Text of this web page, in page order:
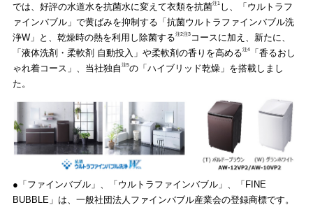
では、好評の水道水を抗菌水に変えて衣類を抗菌注1 し、「ウルトラフ
ァインバブル」で黄ばみを抑制する「抗菌ウルトラファインバブル洗
浄W」と、乾燥時の熱を利用し除菌する注2注3 コースに加え、新たに、
「液体洗剤・柔軟剤 自動投入」や柔軟剤の香りを高める注4
「香るおし
ゃれ着コース」、当社独自 注5の「ハイブリッド乾燥」を搭載しまし
た。
●「ファインバブル」、「ウルトラファインバブル」、「FINE
BUBBLE」は、一般社団法人ファインバブル産業会の登録商標です。